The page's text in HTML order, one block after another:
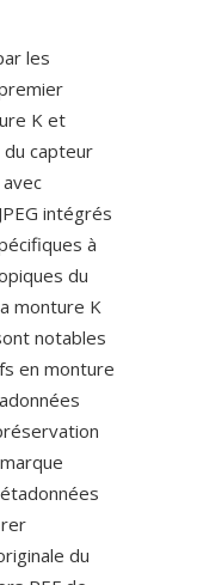
les
K et
capteur
intégrés
à
du
monture K
notables
en monture
du